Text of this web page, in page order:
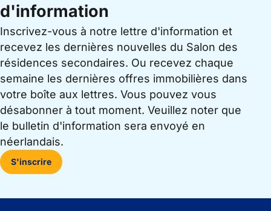
d'information
Inscrivez-vous à notre lettre d'information et
recevez les dernières nouvelles du Salon des
résidences secondaires. Ou recevez chaque
semaine les dernières offres immobilières dans
votre boîte aux lettres. Vous pouvez vous
désabonner à tout moment. Veuillez noter que
le bulletin d'information sera envoyé en
néerlandais.
S'inscrire